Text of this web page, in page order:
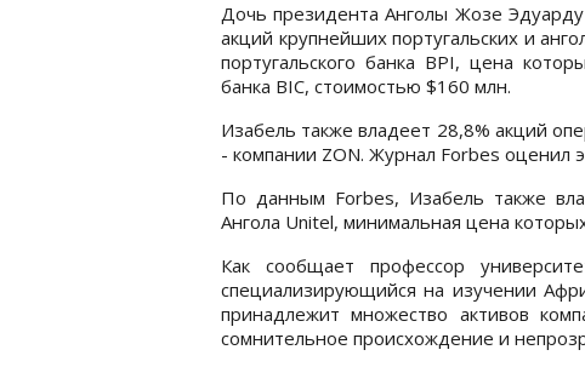
Дочь президента Анголы Жозе
акций крупнейших португальских и
португальского банка BPI, цена
банка BIC, стоимостью $160 млн.
Изабель также владеет 28,8% акций
- компании ZON. Журнал Forbes оценил
По данным Forbes, Изабель также
Ангола Unitel, минимальная цена
Как сообщает профессор
специализирующийся на изучении
принадлежит множество активов
сомнительное происхождение и